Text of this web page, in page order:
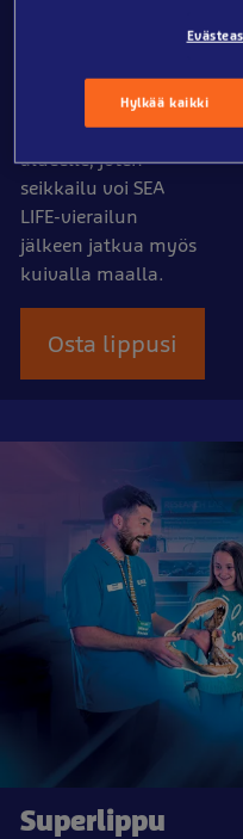
vierailupäivänäsi
huvipuiston
alueelle, joten
seikkailu voi SEA
LIFE-vierailun
jälkeen jatkua myös
kuivalla maalla.
Osta lippusi
Superlippu
Hylkää kaikki